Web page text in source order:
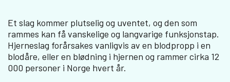
Et slag kommer plutselig og uventet, og den som
rammes kan få vanskelige og langvarige funksjonstap.
Hjerneslag forårsakes vanligvis av en blodpropp i en
blodåre, eller en blødning i hjernen og rammer cirka 12
000 personer i Norge hvert år.